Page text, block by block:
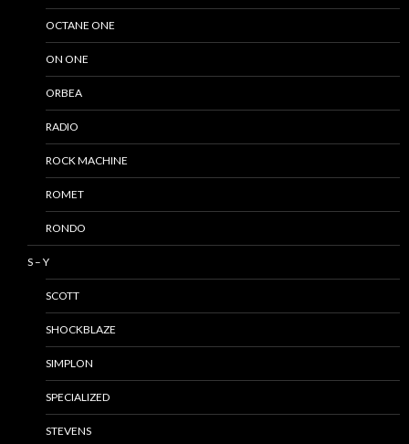
OCTANE ONE
ON ONE
ORBEA
RADIO
ROCK MACHINE
ROMET
RONDO
S – Y
SCOTT
SHOCKBLAZE
SIMPLON
SPECIALIZED
STEVENS